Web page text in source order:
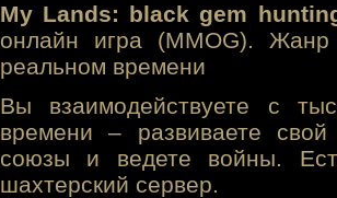
My Lands: black gem
онлайн игра (MMOG). Жанр
реальном времени
Вы взаимодействуете с
времени – развиваете свой
союзы и ведете войны.
шахтерский сервер.